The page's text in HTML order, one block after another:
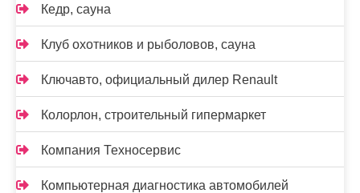
Кедр, сауна
Клуб охотников и рыболовов, сауна
Ключавто, официальный дилер Renault
Колорлон, строительный гипермаркет
Компания Техносервис
Компьютерная диагностика автомобилей